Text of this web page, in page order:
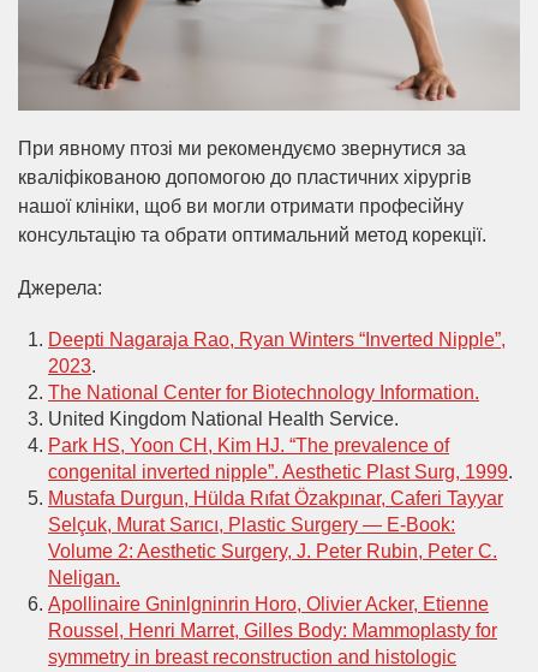
При явному птозі ми рекомендуємо звернутися за
кваліфікованою допомогою до пластичних хірургів
нашої клініки, щоб ви могли отримати професійну
консультацію та обрати оптимальний метод корекції.
Джерела:
Deepti Nagaraja Rao, Ryan Winters “Inverted Nipple”,
2023.
The National Center for Biotechnology Information.
United Kingdom National Health Service.
Park HS, Yoon CH, Kim HJ. “The prevalence of
congenital inverted nipple”. Aesthetic Plast Surg, 1999.
Mustafa Durgun, Hülda Rıfat Özakpınar, Caferi Tayyar
Selçuk, Murat Sarıcı, Plastic Surgery — E-Book:
Volume 2: Aesthetic Surgery, J. Peter Rubin, Peter C.
Neligan.
Apollinaire Gninlgninrin Horo, Olivier Acker, Etienne
Roussel, Henri Marret, Gilles Body: Mammoplasty for
symmetry in breast reconstruction and histologic